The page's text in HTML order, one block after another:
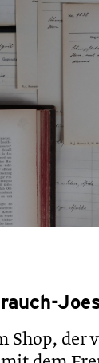
Shop, der